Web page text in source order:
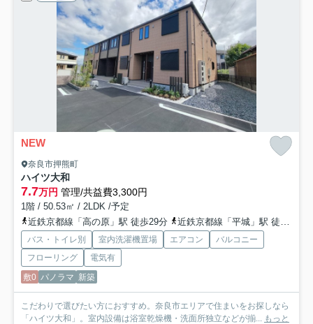
NEW
奈良市押熊町
ハイツ大和
7.7万円 管理/共益費3,300円
1階 / 50.53㎡ / 2LDK /予定
近鉄京都線「高の原」駅 徒歩29分
近鉄京都線「平城」駅 徒歩31分
バス・トイレ別 室内洗濯機置場 エアコン
バルコニー
フローリング
電気有
敷0 パノラマ 新築
こだわりで選びたい方におすすめ。奈良市エリアで住まいをお探しなら
「ハイツ大和」。室内設備は浴室乾燥機・洗面所独立などが揃... もっと